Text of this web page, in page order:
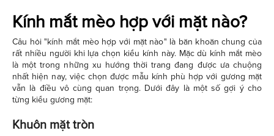
Kính mắt mèo hợp với mặt nào?
Câu hỏi "kính mắt mèo hợp với mặt nào" là băn khoăn chung của
rất nhiều người khi lựa chọn kiểu kính này. Mặc dù kính mắt mèo
là một trong những xu hướng thời trang đang được ưa chuộng
nhất hiện nay, việc chọn được mẫu kính phù hợp với gương mặt
vẫn là điều vô cùng quan trọng. Dưới đây là một số gợi ý cho
từng kiểu gương mặt:
Khuôn mặt tròn